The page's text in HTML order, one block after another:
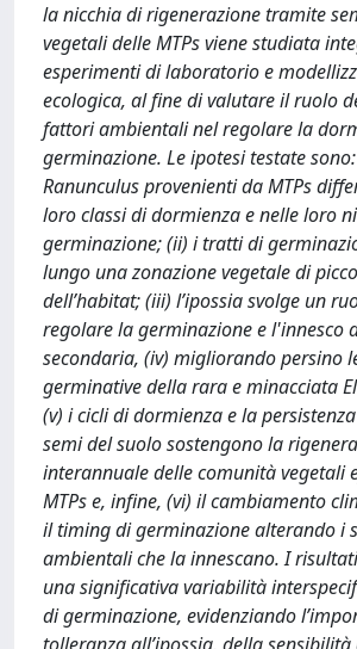
la nicchia di rigenerazione tramite
vegetali delle MTPs viene studiata
esperimenti di laboratorio e
ecologica, al fine di valutare il ruolo
fattori ambientali nel regolare la
germinazione. Le ipotesi testate
Ranunculus provenienti da MTPs
loro classi di dormienza e nelle loro
germinazione; (ii) i tratti di
lungo una zonazione vegetale di
dell’habitat; (iii) l’ipossia svolge un
regolare la germinazione e l'innesco
secondaria, (iv) migliorando persino
germinative della rara e minacciata
(v) i cicli di dormienza e la
semi del suolo sostengono la
interannuale delle comunità vegetali
MTPs e, infine, (vi) il cambiamento
il timing di germinazione alterando i
ambientali che la innescano. I
una significativa variabilità
di germinazione, evidenziando